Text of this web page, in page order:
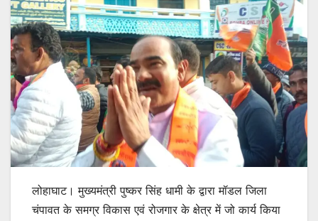
लोहाघाट। मुख्यमंत्री पुष्कर सिंह धामी के द्वारा मॉडल जिला
चंपावत के समग्र विकास एवं रोजगार के क्षेत्र में जो कार्य किया